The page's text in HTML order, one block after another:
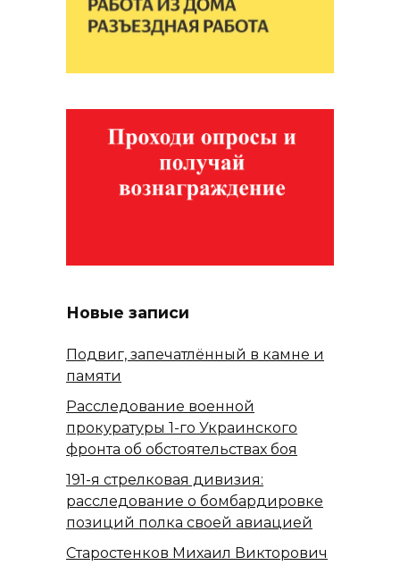
Новые записи
Подвиг, запечатлённый в камне и
памяти
Расследование военной
прокуратуры 1-го Украинского
фронта об обстоятельствах боя
191-я стрелковая дивизия:
расследование о бомбардировке
позиций полка своей авиацией
Старостенков Михаил Викторович